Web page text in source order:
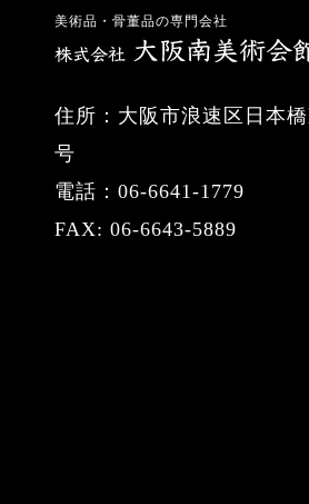
美術品・骨董品の専門会社
住所：大阪市浪速区日本
号
電話：06-6641-1779
FAX: 06-6643-5889